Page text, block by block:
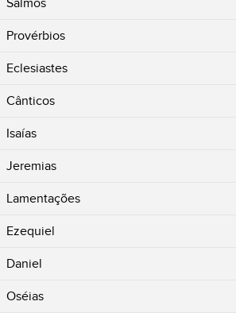
Provérbios
Eclesiastes
Cânticos
Isaías
Jeremias
Lamentações
Ezequiel
Daniel
Oséias